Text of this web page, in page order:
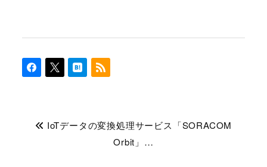
IoTデータの変換処理サービス「SORACOM
Orbit」…